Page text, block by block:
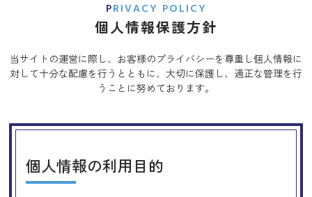
PRIVACY POLICY
個人情報保護方針
当サイトの運営に際し、お客様のプライバシーを尊重し個人情報に
対して十分な配慮を行うとともに、 大切に保護し、適正な管理を行
うことに努めております。
個人情報の利用目的